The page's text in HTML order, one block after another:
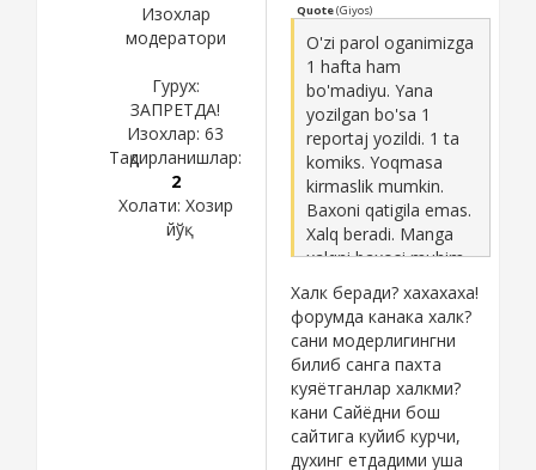
Изохлар
модератори
Гурух:
ЗАПРЕТДА!
Изохлар: 63
Тақдирланишлар:
2
Холати: Хозир
йўқ
Quote(Giyos)
O'zi parol oganimizga
1 hafta ham
bo'madiyu. Yana
yozilgan bo'sa 1
reportaj yozildi. 1 ta
komiks. Yoqmasa
kirmaslik mumkin.
Baxoni qatigila emas.
Xalq beradi. Manga
xalqni baxosi muhim.
Qogani 1 tiyin. Yana
usha gap. Yoqmasa
kirma. Sayt hali ish
boshlamadi. Ular test
rejim uchun yozilgan.
Yana usha gap
yoqmasa o'qima.
O'tirvolib gapirgandan
Халк беради? хахахаха!
форумда канака халк?
сани модерлигингни
билиб санга пахта
куяётганлар халкми?
кани Сайёдни бош
сайтига куйиб курчи,
духинг етдадими уша